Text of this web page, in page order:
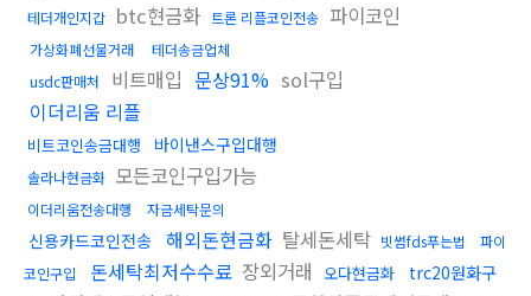
테더개인지갑 btc현금화 트론 리플코인전송 파이코인
가상화폐선물거래
테더송금업체
usdc판매처
비트매입 문상91% sol구입
이더리움 리플
비트코인송금대행 바이낸스구입대행
솔라나현금화 모든코인구입가능
이더리움전송대행 자금세탁문의
신용카드코인전송 해외돈현금화 탈세돈세탁 빗썸fds푸는법
파이
코인구입
돈세탁최저수수료 장외거래 오다현금화
trc20원화구